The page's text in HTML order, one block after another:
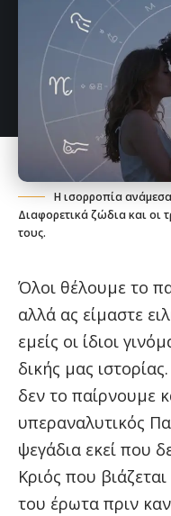
Η ισορροπία
Διαφορετικά ζώδια και οι
τους.
Όλοι θέλουμε το
αλλά ας είμαστε
εμείς οι ίδιοι
δικής μας
δεν το παίρνουμε
υπεραναλυτικός
ψεγάδια εκεί που
Κριός που
του έρωτα πριν